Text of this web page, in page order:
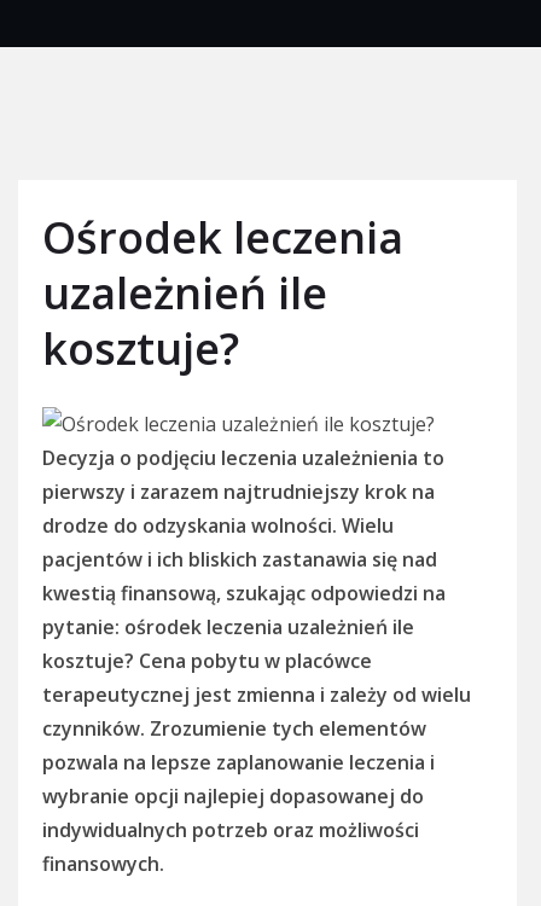
Ośrodek leczenia
uzależnień ile
kosztuje?
Decyzja o podjęciu leczenia uzależnienia to
pierwszy i zarazem najtrudniejszy krok na
drodze do odzyskania wolności. Wielu
pacjentów i ich bliskich zastanawia się nad
kwestią finansową, szukając odpowiedzi na
pytanie: ośrodek leczenia uzależnień ile
kosztuje? Cena pobytu w placówce
terapeutycznej jest zmienna i zależy od wielu
czynników. Zrozumienie tych elementów
pozwala na lepsze zaplanowanie leczenia i
wybranie opcji najlepiej dopasowanej do
indywidualnych potrzeb oraz możliwości
finansowych.